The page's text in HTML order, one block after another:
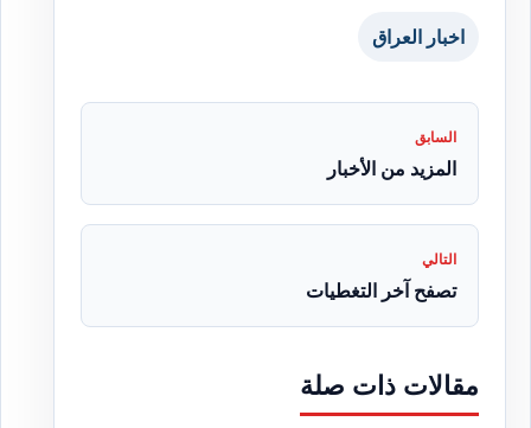
اخبار العراق
السابق
المزيد من الأخبار
التالي
تصفح آخر التغطيات
مقالات ذات صلة